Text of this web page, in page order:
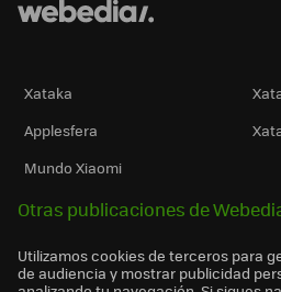
Xataka
Applesfera
Mundo Xiaomi
Otras publicaciones de
Utilizamos cookies de terceros para
de audiencia y mostrar publicidad